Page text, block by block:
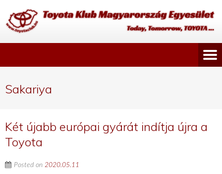
Sakariya
Két újabb európai gyárát indítja újra a
Toyota
Posted on 2020.05.11